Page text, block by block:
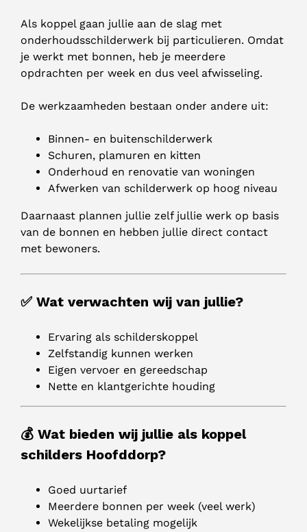
Als koppel gaan jullie aan de slag met
onderhoudsschilderwerk bij particulieren. Omdat
je werkt met bonnen, heb je meerdere
opdrachten per week en dus veel afwisseling.
De werkzaamheden bestaan onder andere uit:
Binnen- en buitenschilderwerk
Schuren, plamuren en kitten
Onderhoud en renovatie van woningen
Afwerken van schilderwerk op hoog niveau
Daarnaast plannen jullie zelf jullie werk op basis
van de bonnen en hebben jullie direct contact
met bewoners.
✅ Wat verwachten wij van jullie?
Ervaring als schilderskoppel
Zelfstandig kunnen werken
Eigen vervoer en gereedschap
Nette en klantgerichte houding
💰 Wat bieden wij jullie als koppel
schilders Hoofddorp?
Goed uurtarief
Meerdere bonnen per week (veel werk)
Wekelijkse betaling mogelijk